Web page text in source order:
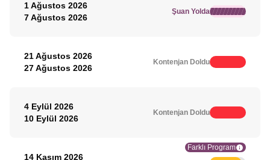
1 Ağustos 2026
7 Ağustos 2026
Şuan Yolda
21 Ağustos 2026
27 Ağustos 2026
Kontenjan Doldu
4 Eylül 2026
10 Eylül 2026
Kontenjan Doldu
14 Kasım 2026
Farklı Program